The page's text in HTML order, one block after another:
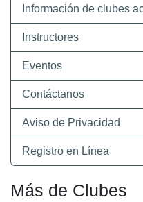
Información de clubes
Instructores
Eventos
Contáctanos
Aviso de Privacidad
Registro en Línea
Más de Clubes